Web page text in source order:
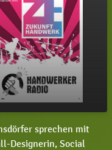
spielt Social
Nachwuchskräften
sprechen mit
Designerin, Social